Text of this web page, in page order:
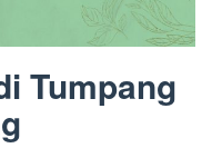
Tumpang